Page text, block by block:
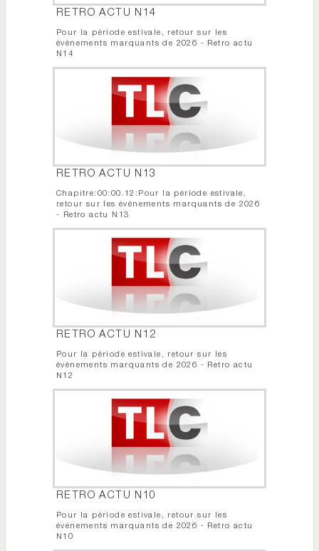
RETRO ACTU N14
Pour la période estivale, retour sur les
événements marquants de 2026 - Retro actu
N14
RETRO ACTU N13
Chapitre:00:00.12:Pour la période estivale,
retour sur les événements marquants de 2026
- Retro actu N13
RETRO ACTU N12
Pour la période estivale, retour sur les
événements marquants de 2026 - Retro actu
N12
RETRO ACTU N10
Pour la période estivale, retour sur les
événements marquants de 2026 - Retro actu
N10